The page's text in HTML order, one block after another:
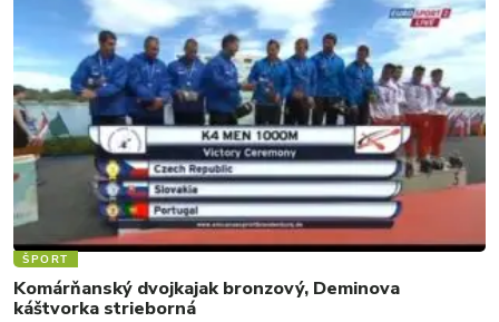
ŠPORT
Komárňanský dvojkajak bronzový, Deminova
káštvorka strieborná